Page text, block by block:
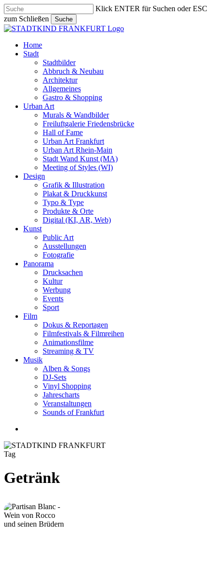
Skip
to
main
content
Klick ENTER für Suchen oder ESC
zum Schließen
Suche
Close
search
Menu
Home
Stadt
Stadtbilder
Abbruch & Neubau
Architektur
Allgemeines
Gastro & Shopping
Urban Art
Murals & Wandbilder
Freiluftgalerie Friedensbrücke
Hall of Fame
Urban Art Frankfurt
Urban Art Rhein-Main
Stadt Wand Kunst (MA)
Meeting of Styles (WI)
Design
Grafik & Illustration
Plakat & Druckkunst
Typo & Type
Produkte & Orte
Digital (KI, AR, Web)
Kunst
Public Art
Ausstellungen
Fotografie
Panorama
Drucksachen
Kultur
Werbung
Events
Sport
Film
Dokus & Reportagen
Filmfestivals & Filmreihen
Animationsfilme
Streaming & TV
Musik
Alben & Songs
DJ-Sets
Vinyl Shopping
Jahrescharts
Veranstaltungen
Sounds of Frankfurt
Tag
Getränk